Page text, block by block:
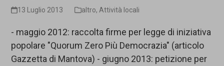
13 Luglio 2013 altro, Attività locali
- maggio 2012: raccolta firme per legge di iniziativa
popolare "Quorum Zero Più Democrazia" (articolo
Gazzetta di Mantova) - giugno 2013: petizione per